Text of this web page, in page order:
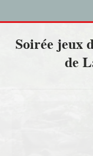
Soirée jeux
de